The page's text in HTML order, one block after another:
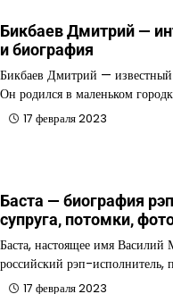
Бикбаев Дмитрий —
и биография
Бикбаев Дмитрий — известный
Он родился в маленьком
17 февраля 2023
Баста — биография
супруга, потомки,
Баста, настоящее имя
российский рэп-исполнитель,
17 февраля 2023